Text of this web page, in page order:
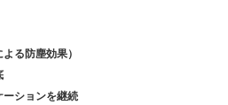
る防塵効果）
ションを継続